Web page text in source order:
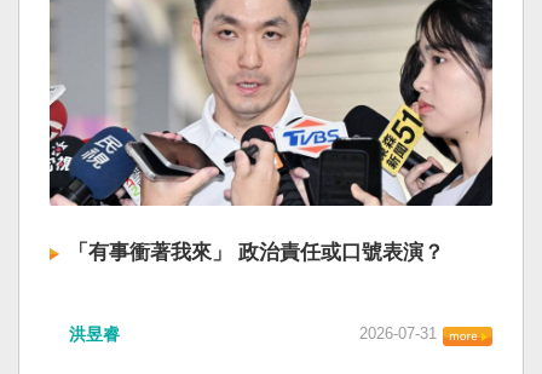
「有事衝著我來」 政治責任或口號表演？
洪昱睿 2026-07-31